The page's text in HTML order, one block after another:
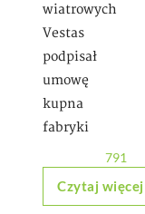
wiatrowych
Vestas
podpisał
umowę
kupna
fabryki
791
Czytaj więcej